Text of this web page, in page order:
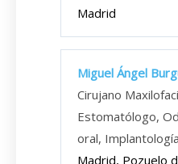
Madrid
Miguel Ángel
Cirujano
Estomatólogo,
oral, Implantología
Madrid, Pozuelo